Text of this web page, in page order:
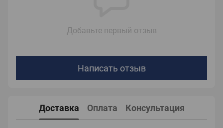
Добавьте первый отзыв
Написать отзыв
Доставка Оплата Консультация